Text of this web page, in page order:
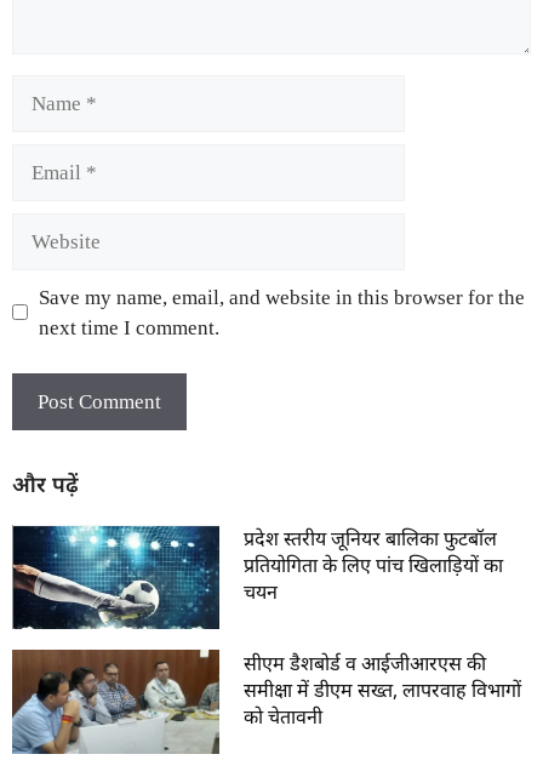
Save my name, email, and website in this browser for the
next time I comment.
और पढ़ें
प्रदेश स्तरीय जूनियर बालिका फुटबॉल
प्रतियोगिता के लिए पांच खिलाड़ियों का
चयन
सीएम डैशबोर्ड व आईजीआरएस की
समीक्षा में डीएम सख्त, लापरवाह विभागों
को चेतावनी